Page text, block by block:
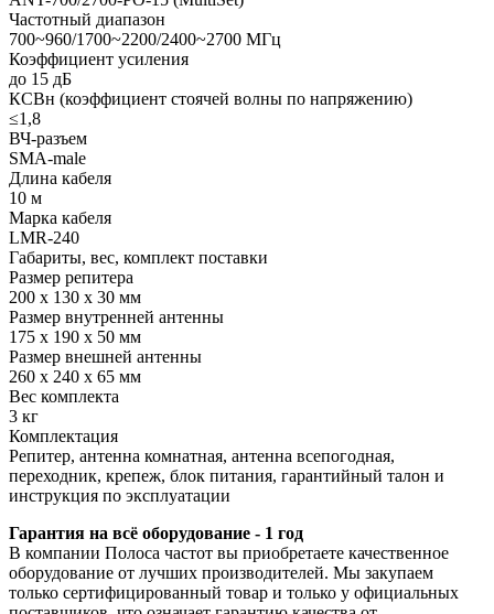
Частотный диапазон
700~960/1700~2200/2400~2700 МГц
Коэффициент усиления
до 15 дБ
КСВн (коэффициент стоячей волны по напряжению)
≤1,8
ВЧ-разъем
SMA-male
Длина кабеля
10 м
Марка кабеля
LMR-240
Габариты, вес, комплект поставки
Размер репитера
200 х 130 х 30 мм
Размер внутренней антенны
175 х 190 х 50 мм
Размер внешней антенны
260 х 240 х 65 мм
Вес комплекта
3 кг
Комплектация
Репитер, антенна комнатная, антенна всепогодная,
переходник, крепеж, блок питания, гарантийный талон и
инструкция по эксплуатации
Гарантия на всё оборудование - 1 год
В компании Полоса частот вы приобретаете качественное
оборудование от лучших производителей. Мы закупаем
только сертифицированный товар и только у официальных